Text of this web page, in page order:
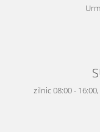
zilnic 08:00 -